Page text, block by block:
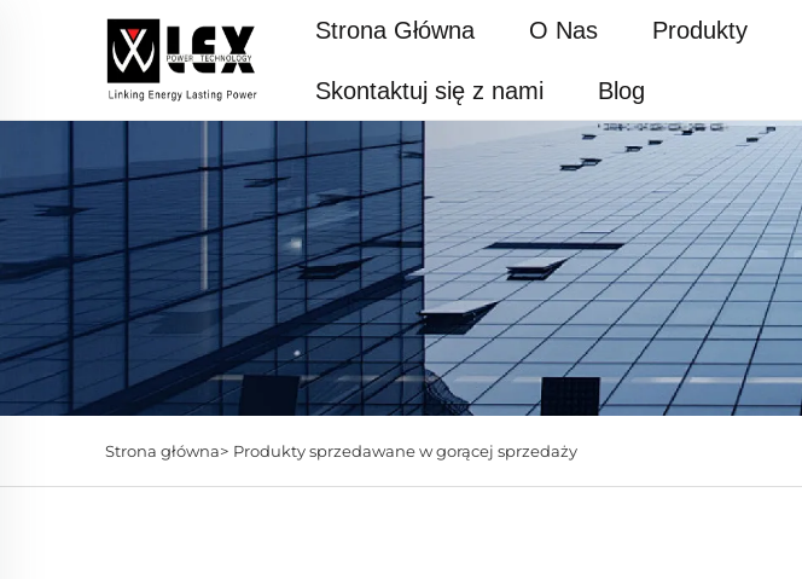
Strona Główna O Nas Produkty
Skontaktuj się z nami Blog
Strona główna> Produkty sprzedawane w gorącej sprzedaży